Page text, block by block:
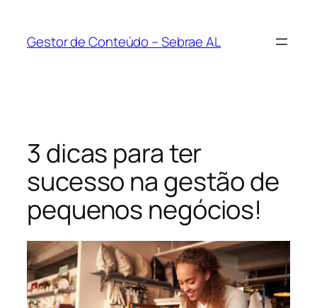
Gestor de Conteúdo – Sebrae AL
3 dicas para ter
sucesso na gestão de
pequenos negócios!